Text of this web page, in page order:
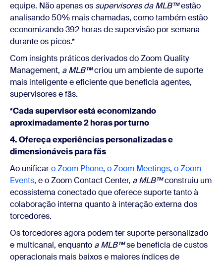
equipe. Não apenas os supervisores da MLB™estão
analisando 50% mais chamadas, como também estão
economizando 392 horas de supervisão por semana
durante os picos.*
Com insights práticos derivados do Zoom Quality
Management, a MLB™criou um ambiente de suporte
mais inteligente e eficiente que beneficia agentes,
supervisores e fãs.
*Cada supervisor está economizando
aproximadamente 2 horas por turno
4. Ofereça experiências personalizadas e
dimensionáveis para fãs
Ao unificaro Zoom Phone, o Zoom Meetings, o Zoom
Events, e o Zoom Contact Center, a MLB™construiu um
ecossistema conectado que oferece suporte tanto à
colaboração interna quanto à interação externa dos
torcedores.
Os torcedores agora podem ter suporte personalizado
e multicanal, enquanto a MLB™se beneficia de custos
operacionais mais baixos e maiores índices de